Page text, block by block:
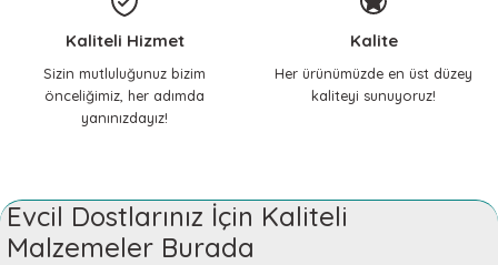
Kaliteli Hizmet
Sizin mutluluğunuz bizim
önceliğimiz, her adımda
yanınızdayız!
Kalite
Her ürünümüzde en üst düzey
kaliteyi sunuyoruz!
Evcil Dostlarınız İçin Kaliteli
Malzemeler Burada